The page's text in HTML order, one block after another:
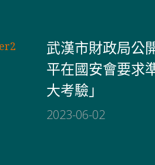
武漢市財政局公
平在國安會要求
大考驗」
2023-06-02